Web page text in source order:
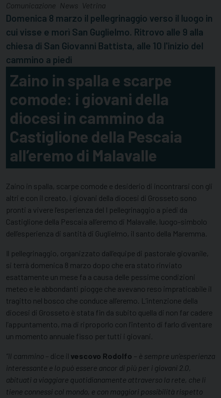
Comunicazione News Vetrina
Domenica 8 marzo il pellegrinaggio verso il luogo in
cui visse e morì San Guglielmo. Ritrovo alle 9 alla
chiesa di San Giovanni Battista, alle 10 l'inizio del
cammino a piedi
Zaino in spalla e scarpe
comode: i giovani della
diocesi in cammino da
Castiglione della Pescaia
all’eremo di Malavalle
Zaino in spalla, scarpe comode e desiderio di incontrarsi con gli
altri e con il creato, i giovani della diocesi di Grosseto sono
pronti a vivere l’esperienza del I pellegrinaggio a piedi da
Castiglione della Pescaia all’eremo di Malavalle, luogo-simbolo
dell’esperienza di santità di Guglielmo, il santo della Maremma.
Il pellegrinaggio, organizzato dall’equipe di pastorale giovanile,
si terrà domenica 8 marzo dopo che era stato rinviato
esattamente un mese fa a causa delle pessime condizioni
meteo e le abbondanti piogge che avevano reso impraticabile il
tragitto nel bosco che conduce all’eremo. L’intenzione della
diocesi di Grosseto è stata fin da subito quella di non far cadere
l’appuntamento, ma di riproporlo con l’intento di farlo diventare
un momento annuale fisso per tutti i giovani.
“Il cammino – dice il vescovo Rodolfo – è sempre un’esperienza
interessante e lo può essere ancor di più per i giovani 2.0,
abituati a viaggiare quotidianamente attraverso la rete, che li
tiene connessi col mondo, e con maggiori possibilità rispetto